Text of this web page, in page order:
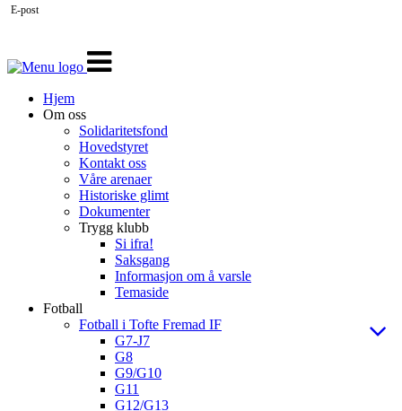
Veksle
navigasjon
Hjem
Om oss
Solidaritetsfond
Hovedstyret
Kontakt oss
Våre arenaer
Historiske glimt
Dokumenter
Trygg klubb
Si ifra!
Saksgang
Informasjon om å varsle
Temaside
Fotball
Fotball i Tofte Fremad IF
G7-J7
G8
G9/G10
G11
G12/G13
E-post